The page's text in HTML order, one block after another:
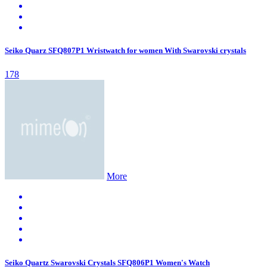
Seiko Quarz SFQ807P1 Wristwatch for women With Swarovski crystals
178
More
Seiko Quartz Swarovski Crystals SFQ806P1 Women's Watch